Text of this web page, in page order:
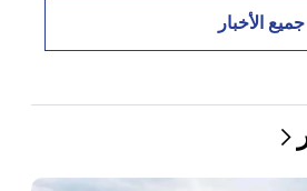
للنفايات بالقرب من منطقة
جميع الأخبار